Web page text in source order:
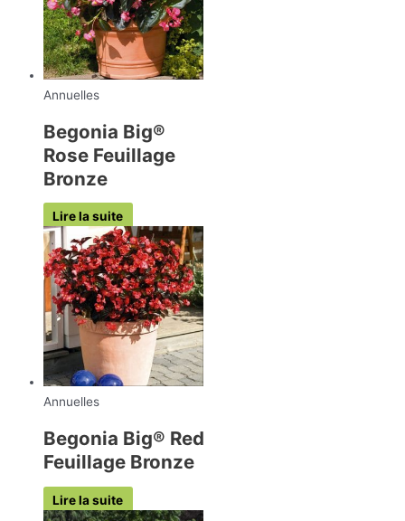
Annuelles
Begonia Big®
Rose Feuillage
Bronze
Lire la suite
Annuelles
Begonia Big® Red
Feuillage Bronze
Lire la suite